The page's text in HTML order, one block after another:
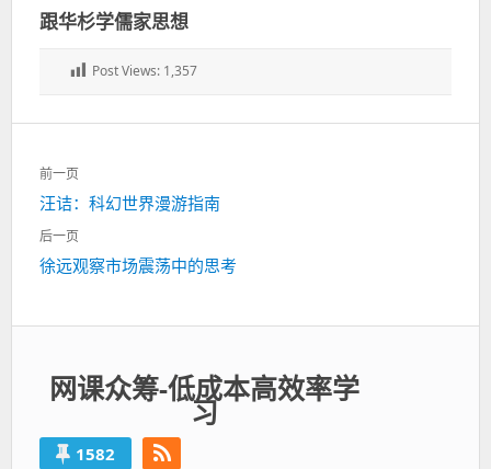
跟华杉学儒家思想
Post Views: 1,357
文
章
导
航
前一页
上
一
汪诘：科幻世界漫游指南
后一页
下
徐远观察市场震荡中的思考
网课众筹-低成本高效率学
习
1582